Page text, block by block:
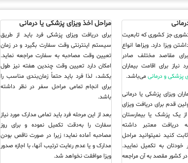
بهترین کشورها برای اعزام بیماران
زمان و هزینه صدور ویزای پزشکی
یا درمانی
مدارک مورد نیاز برای دریافت ویزای
اخذ پذیرش برای بیماران
آخرین خبرها:
جز کشوری که تابعیت
ویزا دارد. ویزاها انواع
مقاصد مختلف صادر
نیاز برای اقامت بیماران
پزشکی و درمانیمی‌باشد.
ویزای پزشکی یا درمانی
قدم برای دریافت ویزای
یک پزشک یا بیمارستان
دریافت معتبر داشته
کنید نمیتوانید مراحل
خودتان به تکمیل نمایید.
در کشور مقصد به آن مراجعه
مراحل اخذ ویزای پزشکی یا درمانی
برای دریافت ویزای پزشکی فرد باید از طریق
سیستم اینترنتی وقت سفارت بگیرد و در زمان
تعیین وقت مصاحبه به سفارت مراجعه نماید.
امکان دارد تعیین وقت چندین هفته نیز طول
بکشد، لذا فرد باید حتماً زمان‌بندی مناسب را
برای انجام تمامی مراحل سفر در نظر داشته
باشد.
بعد از این مرحله فرد باید تمامی مدارک مورد نیاز
سفارت را به‌دقت تکمیل نموده و برای روز
مصاحبه آماده نماید؛ زیرا در صورت ناقص بودن
مدارک و یا عدم رعایت ترتیب آنها، با اجازه صدور
ویزا موافقت نخواهد شد.